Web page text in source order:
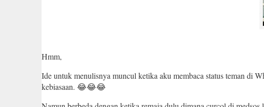
Hmm,
Ide untuk menulisnya muncul ketika aku membaca status teman di
kebiasaan. 😂😂😂